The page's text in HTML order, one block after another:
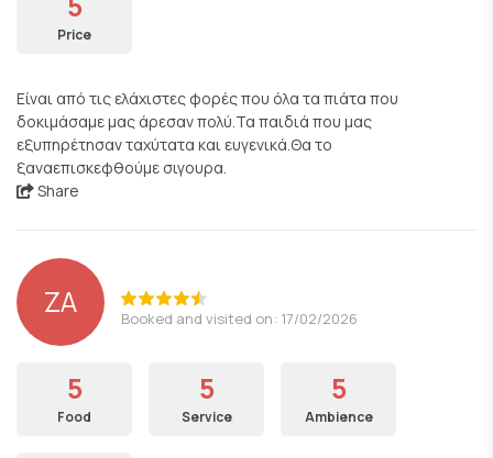
Price
Είναι από τις ελάχιστες φορές που όλα τα πιάτα που
δοκιμάσαμε μας άρεσαν πολύ.Τα παιδιά που μας
εξυπηρέτησαν ταχύτατα και ευγενικά.Θα το
ξαναεπισκεφθούμε σιγουρα.
Share
ZA Booked and visited on: 17/02/2026
5
Food
5
Service
5
Ambience